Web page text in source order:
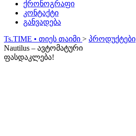
ქრონოგრაფი
კონტაქტი
განვადება
Ts.TIME • თიეს თაიმი > პროდუქტები
Nautilus – ავტომატური
ფასდაკლება!